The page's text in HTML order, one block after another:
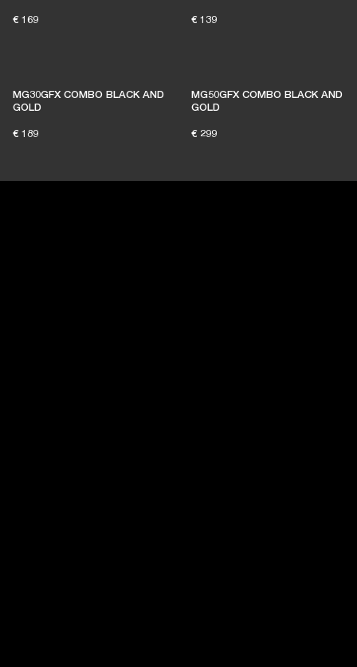
€ 169 € 139
MG30GFX COMBO BLACK AND
GOLD
€ 189
MG50GFX COMBO BLACK AND
GOLD
€ 299